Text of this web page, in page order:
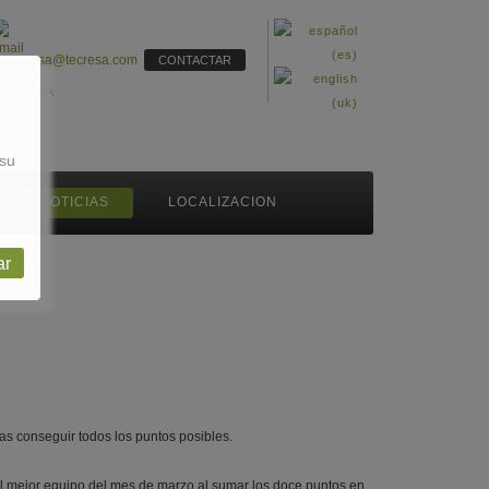
tecresa@tecresa.com CONTACTAR
NOTICIAS LOCALIZACION
conseguir todos los puntos posibles.
equipo del mes de marzo al sumar los doce puntos en